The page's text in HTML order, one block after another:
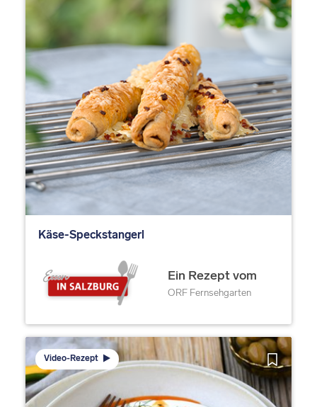
Käse-Speckstangerl
Ein Rezept vom
ORF Fernsehgarten
Video-Rezept